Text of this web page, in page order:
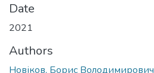
Date
2021
Authors
Новіков, Борис Володимирович